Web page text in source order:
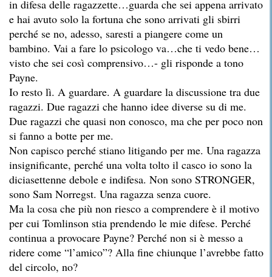
in difesa delle ragazzette…guarda che sei appena arrivato
e hai avuto solo la fortuna che sono arrivati gli sbirri
perché se no, adesso, saresti a piangere come un
bambino. Vai a fare lo psicologo va…che ti vedo bene…
visto che sei così comprensivo…- gli risponde a tono
Payne.
Io resto lì. A guardare. A guardare la discussione tra due
ragazzi. Due ragazzi che hanno idee diverse su di me.
Due ragazzi che quasi non conosco, ma che per poco non
si fanno a botte per me.
Non capisco perché stiano litigando per me. Una ragazza
insignificante, perché una volta tolto il casco io sono la
diciasettenne debole e indifesa. Non sono STRONGER,
sono Sam Norregst. Una ragazza senza cuore.
Ma la cosa che più non riesco a comprendere è il motivo
per cui Tomlinson stia prendendo le mie difese. Perché
continua a provocare Payne? Perché non si è messo a
ridere come “l’amico”? Alla fine chiunque l’avrebbe fatto
del circolo, no?